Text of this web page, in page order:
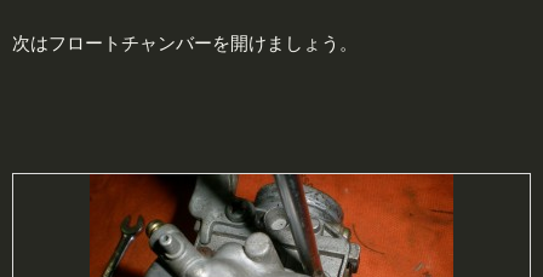
次はフロートチャンバーを開けましょう。